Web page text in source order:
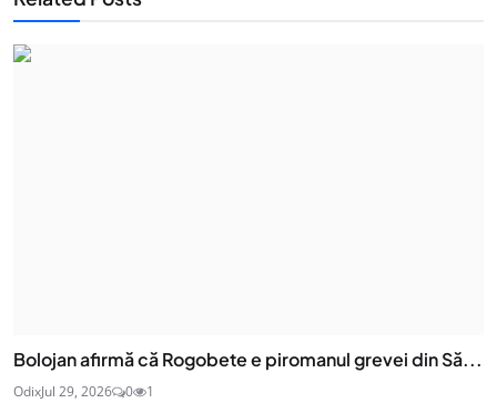
Bolojan afirmă că Rogobete e piromanul grevei din Să...
OdixJul 29, 2026 0 1